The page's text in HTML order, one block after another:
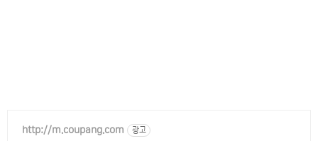
http://m.coupang.com 광고